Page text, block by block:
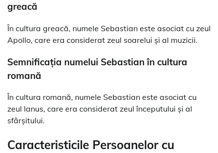
greacă
În cultura greacă, numele Sebastian este asociat cu zeul
Apollo, care era considerat zeul soarelui și al muzicii.
Semnificația numelui Sebastian în cultura
romană
În cultura romană, numele Sebastian este asociat cu
zeul Ianus, care era considerat zeul începutului și al
sfârșitului.
Caracteristicile Persoanelor cu